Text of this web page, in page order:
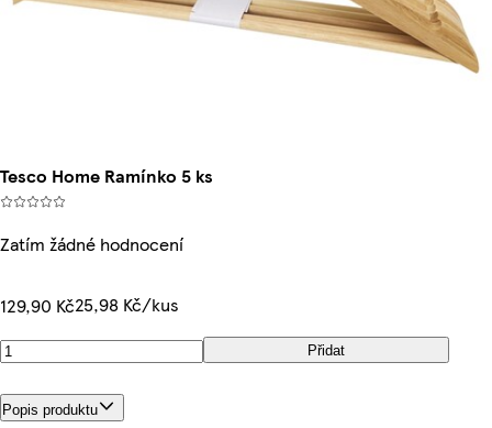
Tesco Home Ramínko 5 ks
Zatím žádné hodnocení
129,90 Kč25,98 Kč/kus
Přidat
Popis produktu